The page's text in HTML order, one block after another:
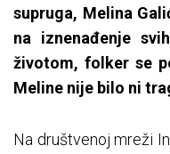
supruga, Melina
na iznenađenje
životom, folker se
Meline nije bilo ni
Na društvenoj mreži